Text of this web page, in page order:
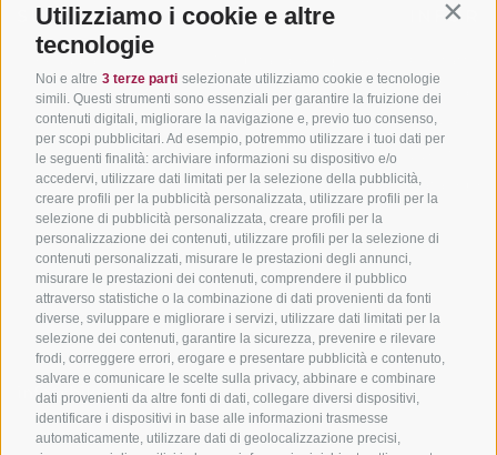
Utilizziamo i cookie e altre
tecnologie
Noi e altre 3 terze parti selezionate utilizziamo cookie e tecnologie
simili. Questi strumenti sono essenziali per garantire la fruizione dei
contenuti digitali, migliorare la navigazione e, previo tuo consenso,
per scopi pubblicitari. Ad esempio, potremmo utilizzare i tuoi dati per
le seguenti finalità: archiviare informazioni su dispositivo e/o
accedervi, utilizzare dati limitati per la selezione della pubblicità,
creare profili per la pubblicità personalizzata, utilizzare profili per la
selezione di pubblicità personalizzata, creare profili per la
personalizzazione dei contenuti, utilizzare profili per la selezione di
contenuti personalizzati, misurare le prestazioni degli annunci,
misurare le prestazioni dei contenuti, comprendere il pubblico
attraverso statistiche o la combinazione di dati provenienti da fonti
diverse, sviluppare e migliorare i servizi, utilizzare dati limitati per la
selezione dei contenuti, garantire la sicurezza, prevenire e rilevare
frodi, correggere errori, erogare e presentare pubblicità e contenuto,
salvare e comunicare le scelte sulla privacy, abbinare e combinare
dati provenienti da altre fonti di dati, collegare diversi dispositivi,
identificare i dispositivi in base alle informazioni trasmesse
automaticamente, utilizzare dati di geolocalizzazione precisi,
SÜDTIROL
Hotel & pacchetti
Pacchetti vacanze
Buoni vacanza
Hot Deals
Bike & Work
ADIGE
Adige
In bici da corsa in Alto
Adige
Ciclabili in Alto Adige
Scuole bike
Tutti i tour
Come
Meteo
Catalogo
info@bikehotels.it